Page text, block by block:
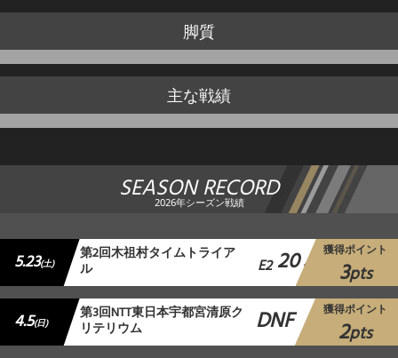
脚質
主な戦績
SEASON RECORD
2026年シーズン戦績
5.23(土) 第2回木祖村タイムトライア
ル E2 20 位
獲得ポイント
3pts
4.5(日) 第3回NTT東日本宇都宮清原ク
リテリウム DNF 獲得ポイント
2pts